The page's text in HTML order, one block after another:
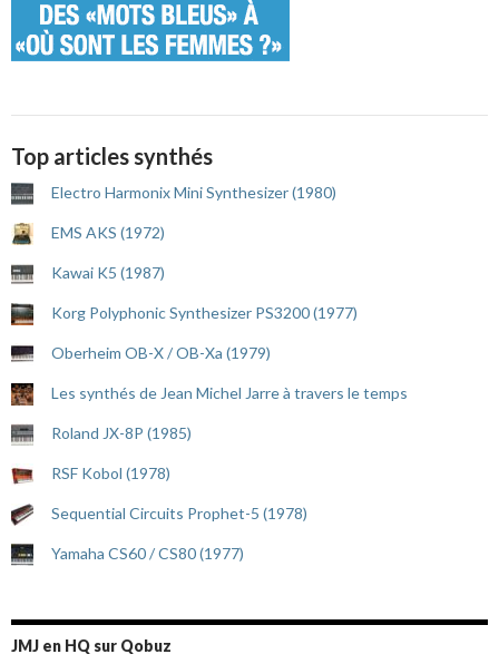
Top articles synthés
Electro Harmonix Mini Synthesizer (1980)
EMS AKS (1972)
Kawai K5 (1987)
Korg Polyphonic Synthesizer PS3200 (1977)
Oberheim OB-X / OB-Xa (1979)
Les synthés de Jean Michel Jarre à travers le temps
Roland JX-8P (1985)
RSF Kobol (1978)
Sequential Circuits Prophet-5 (1978)
Yamaha CS60 / CS80 (1977)
JMJ en HQ sur Qobuz